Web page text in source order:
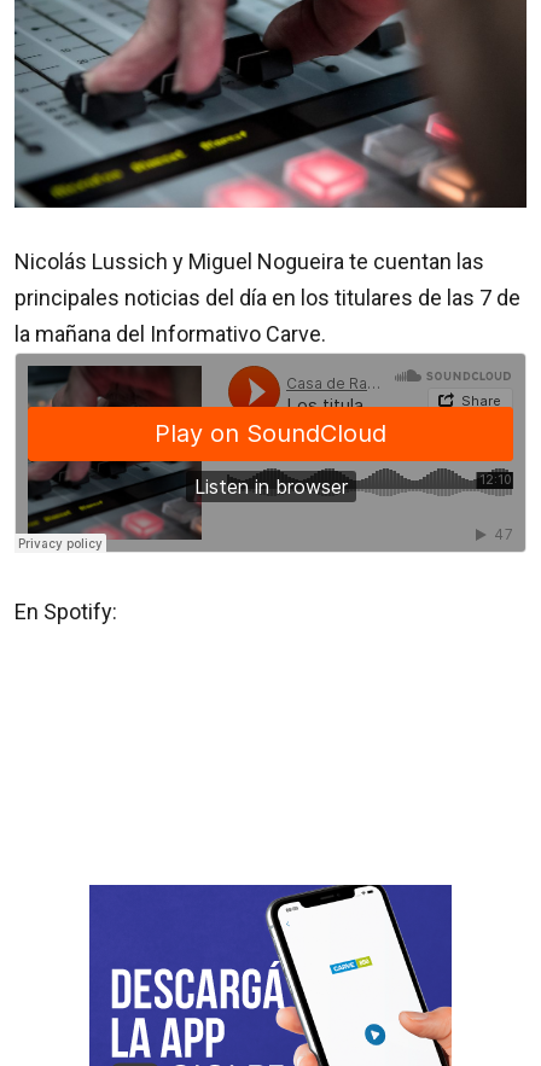
Nicolás Lussich y Miguel Nogueira te cuentan las
principales noticias del día en los titulares de las 7 de
la mañana del Informativo Carve.
En Spotify: